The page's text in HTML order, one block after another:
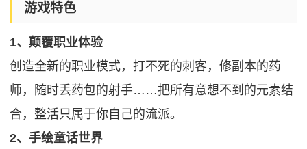
游戏特色
1、颠覆职业体验
创造全新的职业模式，打不死的刺客，修副本的药
师，随时丢药包的射手……把所有意想不到的元素结
合，整活只属于你自己的流派。
2、手绘童话世界